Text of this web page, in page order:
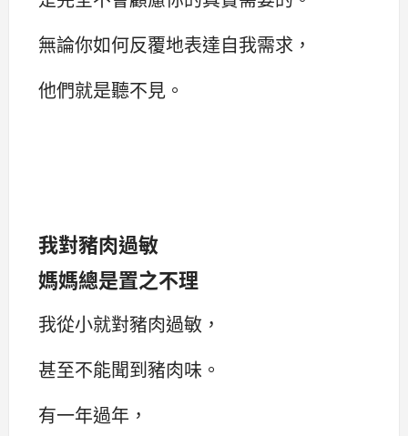
無論你如何反覆地表達自我需求，
他們就是聽不見。
我對豬肉過敏
媽媽總是置之不理
我從小就對豬肉過敏，
甚至不能聞到豬肉味。
有一年過年，